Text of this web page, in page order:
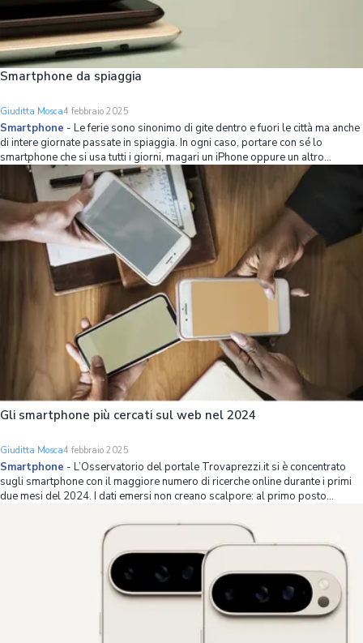
Smartphone da spiaggia
Giuditta Mosca4 febbraio 2025
Smartphone - Le ferie sono sinonimo di gite dentro e fuori le città ma anche
di intere giornate passate in spiaggia. In ogni caso, portare con sé lo
smartphone che si usa tutti i giorni, magari un iPhone oppure un altro
dispositivo di alta gamma, può non essere la migliore delle soluzioni. Ci
sono valide
Gli smartphone più cercati sul web nel 2024
Giuditta Mosca4 febbraio 2025
Smartphone - L’Osservatorio del portale Trovaprezzi.it si è concentrato
sugli smartphone con il maggiore numero di ricerche online durante i primi
due mesi del 2024. I dati emersi non creano scalpore: al primo posto